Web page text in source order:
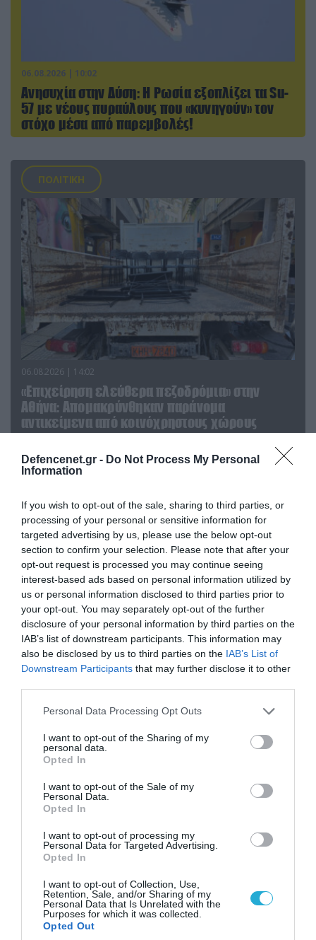
Defencenet.gr - Do Not Process My Personal
Information
If you wish to opt-out of the sale, sharing to third parties, or
processing of your personal or sensitive information for
targeted advertising by us, please use the below opt-out
section to confirm your selection. Please note that after your
opt-out request is processed you may continue seeing
interest-based ads based on personal information utilized by
us or personal information disclosed to third parties prior to
your opt-out. You may separately opt-out of the further
disclosure of your personal information by third parties on the
IAB’s list of downstream participants. This information may
also be disclosed by us to third parties on the IAB’s List of
Downstream Participants that may further disclose it to other
Please note that this website/app uses one or more Google
not limited to your visit or usage behaviour. You may click to
grant or deny consent to Google and its third-party tags to
use your data for below specified purposes in below Google
consent section.
Personal Data Processing Opt Outs
I want to opt-out of the Sharing of my
personal data.
Opted In
I want to opt-out of the Sale of my
Personal Data.
Opted In
I want to opt-out of processing my
Personal Data for Targeted Advertising.
Opted In
I want to opt-out of Collection, Use,
Retention, Sale, and/or Sharing of my
Personal Data that Is Unrelated with the
Purposes for which it was collected.
Opted Out
06.08.2026 | 10:02
Ανησυχία στην Δύση: H Ρωσία εξοπλίζει τα Su-
57 με νέους πυραύλους που «κυνηγούν» τον
στόχο μέσα από παρεμβολές!
ΠΟΛΙΤΙΚΗ
06.08.2026 | 14:02
«Επιχείρηση ελεύθερα πεζοδρόμια» στην
Αθήνα: Απομακρύνθηκαν παράνομα
αντικείμενα από κοινόχρηστους χώρους
06.08.2026 | 09:03
«Οι εντελώς αθώοι»: Η ανάρτηση του Αρκά για
τα ζώα που χάθηκαν στις πυρκαγιές της
Αττικής (φωτο)
04.08.2026 | 15:02
Αυτή την ώρα το τελευταίο «αντίο» στον πρώην
υπουργό Ι.Βαρβιτσιώτη (φωτο)